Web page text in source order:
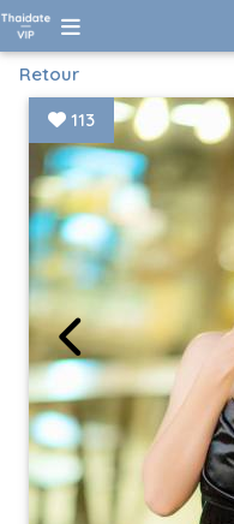
Retour
113